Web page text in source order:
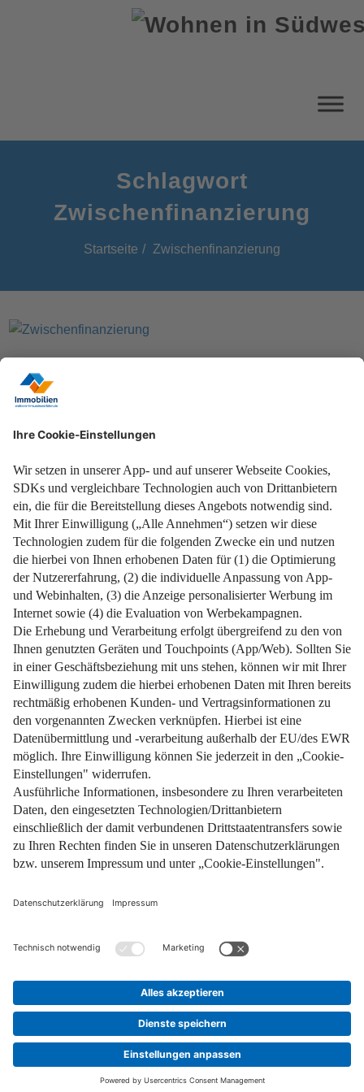
Schlagwort
Zwischenfinanzierung
Startseite Zwischenfinanzierung
Weiterlesen
Sanierungspläne umsetzen und spätere Zuschüsse
erhalten!
Weiterlesen
Impressum Datenschutz Nutzungsbedingungen
Pflichtinformationen AGB Über uns Bildquellen
Barrierefreiheit Widerrufsformular
Cookie-Einstellungen
Facebook
Instagram